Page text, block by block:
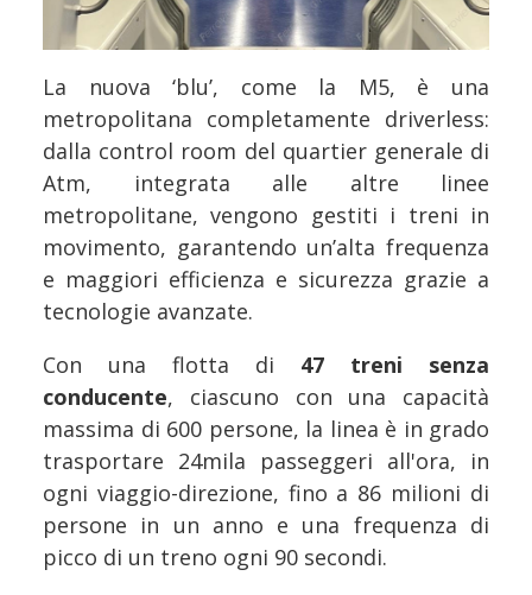
La nuova ‘blu’, come la M5, è una
metropolitana completamente driverless:
dalla control room del quartier generale di
Atm, integrata alle altre linee
metropolitane, vengono gestiti i treni in
movimento, garantendo un’alta frequenza
e maggiori efficienza e sicurezza grazie a
tecnologie avanzate.
Con una flotta di 47 treni senza
conducente, ciascuno con una capacità
massima di 600 persone, la linea è in grado
trasportare 24mila passeggeri all'ora, in
ogni viaggio-direzione, fino a 86 milioni di
persone in un anno e una frequenza di
picco di un treno ogni 90 secondi.